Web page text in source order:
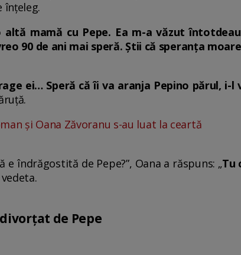
înțeleg.
mamă cu Pepe. Ea m-a văzut
90 de ani mai speră. Știi că speranța
ei… Speră că îi va aranja Pepino părul, i-l
și Oana Zăvoranu s-au luat la ceartă
îndrăgostită de Pepe?”, Oana a răspuns: „Tu
de Pepe